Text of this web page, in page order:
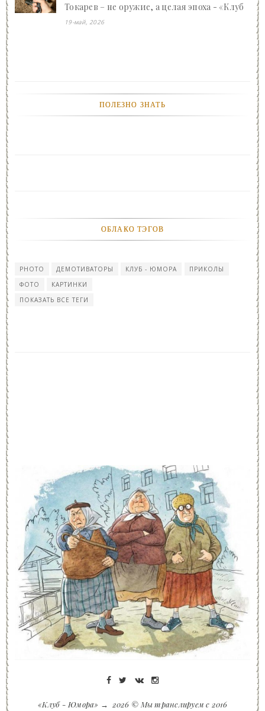
Токарев – не оружие, а целая эпоха - «Клуб
- Юмора»
19-май, 2026
ПОЛЕЗНО ЗНАТЬ
ОБЛАКО ТЭГОВ
PHOTO ДЕМОТИВАТОРЫ КЛУБ - ЮМОРА
ПРИКОЛЫ
ФОТО
КАРТИНКИ
ПОКАЗАТЬ ВСЕ ТЕГИ
«Клуб - Юмора» → 2026 © Мы транслируем с 2016